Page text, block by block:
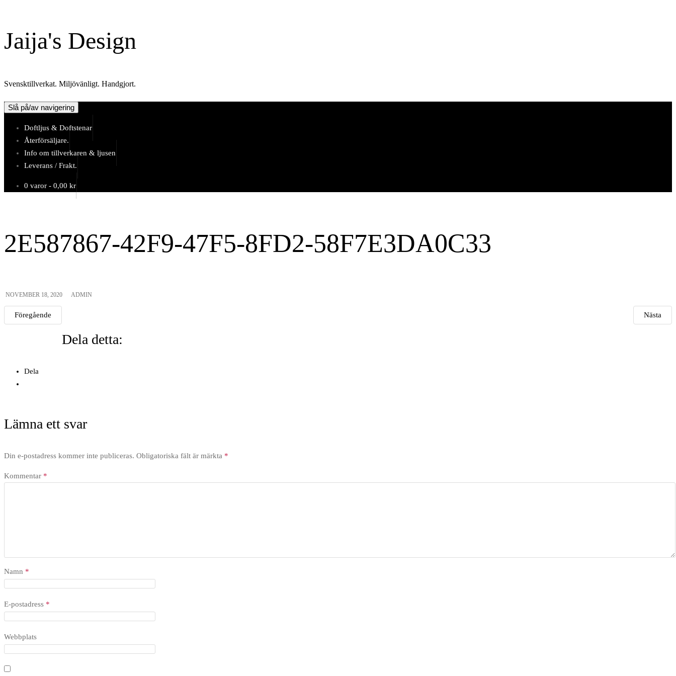
innehåll
Jaija's Design
Svensktillverkat. Miljövänligt. Handgjort.
Slå på/av navigering
Doftljus & Doftstenar
Återförsäljare.
Info om tillverkaren & ljusen
Leverans / Frakt.
0 varor - 0,00 kr
2E587867-42F9-47F5-8FD2-58F7E3DA0C33
NOVEMBER 18, 2020 ADMIN
Föregående Nästa
Dela detta:
Dela
Lämna ett svar
Din e-postadress kommer inte publiceras. Obligatoriska fält är märkta *
Kommentar *
Namn *
E-postadress *
Webbplats